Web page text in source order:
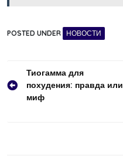
POSTED UNDER НОВОСТИ
Навигация
по
Тиогамма для
похудения: правда или
миф